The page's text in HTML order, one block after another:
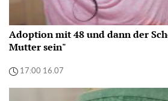
Adoption mit 48 und dann der
Mutter sein"
17:00 16.07